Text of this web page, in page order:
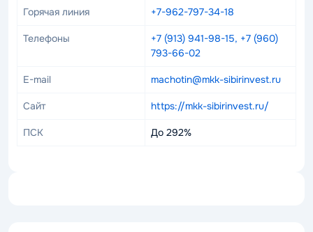
Горячая линия +7-962-797-34-18
Телефоны
+7 (913) 941-98-15, +7 (960)
793-66-02
E-mail machotin@mkk-sibirinvest.ru
Сайт https://mkk-sibirinvest.ru/
ПСК До 292%